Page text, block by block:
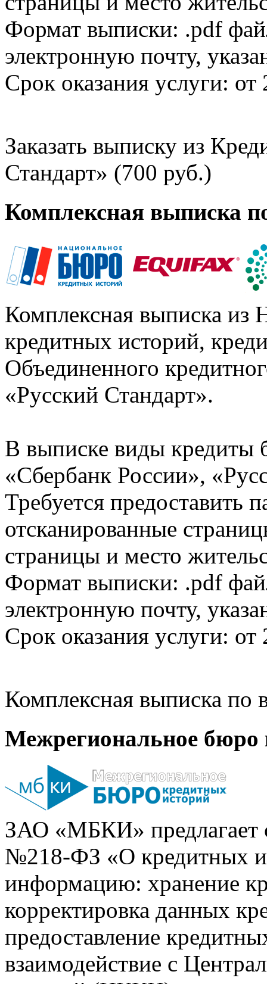
Формат выписки: .pdf
электронную почту,
Срок оказания услуги: от
Заказать выписку из
Стандарт» (700 руб.)
Комплексная выписка
Комплексная выписка из
кредитных историй,
Объединенного
«Русский Стандарт».
В выписке виды кредиты
«Сбербанк России»,
Требуется предоставить
отсканированные
страницы и место
Формат выписки: .pdf
электронную почту,
Срок оказания услуги: от
Комплексная выписка
Межрегиональное бюро
ЗАО «МБКИ» предлагает
№218-ФЗ «О кредитных
информацию: хранение
корректировка данных
предоставление
взаимодействие с